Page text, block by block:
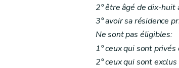
2° être âgé de dix-huit
3° avoir sa résidence
Ne sont pas éligibles:
1° ceux qui sont
2° ceux qui sont